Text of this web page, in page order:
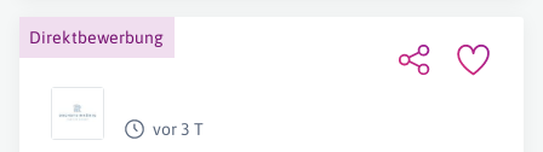
Direktbewerbung
vor 3 T